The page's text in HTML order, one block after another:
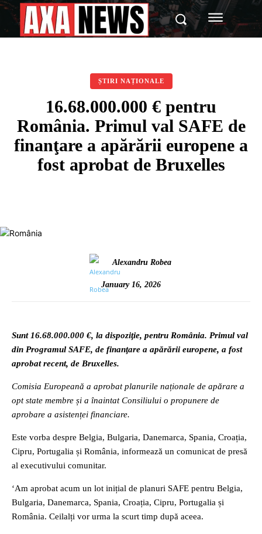
ȘTIRI NAȚIONALE
16.68.000.000 € pentru
România. Primul val SAFE de
finanţare a apărării europene a
fost aprobat de Bruxelles
Alexandru Robea
January 16, 2026
Sunt 16.68.000.000 €, la dispoziţie, pentru România. Primul val
din Programul SAFE, de finanţare a apărării europene, a fost
aprobat recent, de Bruxelles.
Comisia Europeană a aprobat planurile naționale de apărare a
opt state membre și a înaintat Consiliului o propunere de
aprobare a asistenței financiare.
Este vorba despre Belgia, Bulgaria, Danemarca, Spania, Croația,
Cipru, Portugalia și România, informează un comunicat de presă
al executivului comunitar.
‘Am aprobat acum un lot inițial de planuri SAFE pentru Belgia,
Bulgaria, Danemarca, Spania, Croația, Cipru, Portugalia și
România. Ceilalți vor urma la scurt timp după aceea.